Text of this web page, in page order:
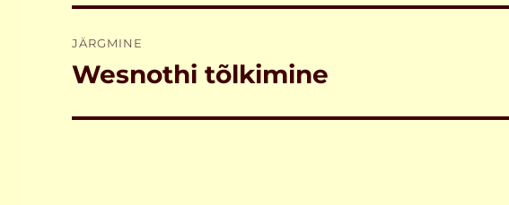
JÄRGMINE
Järgmine
Wesnothi tõlkimine